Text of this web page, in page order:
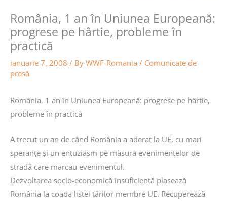
România, 1 an în Uniunea Europeană:
progrese pe hârtie, probleme în
practică
ianuarie 7, 2008 / By WWF-Romania / Comunicate de
presă
România, 1 an în Uniunea Europeană: progrese pe hârtie,
probleme în practică
A trecut un an de când România a aderat la UE, cu mari
speranţe şi un entuziasm pe măsura evenimentelor de
stradă care marcau evenimentul.
Dezvoltarea socio-economică insuficientă plasează
România la coada listei ţărilor membre UE. Recuperează